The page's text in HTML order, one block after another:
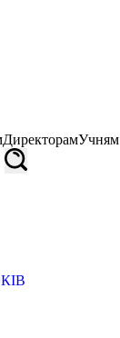
ДиректорамУчням